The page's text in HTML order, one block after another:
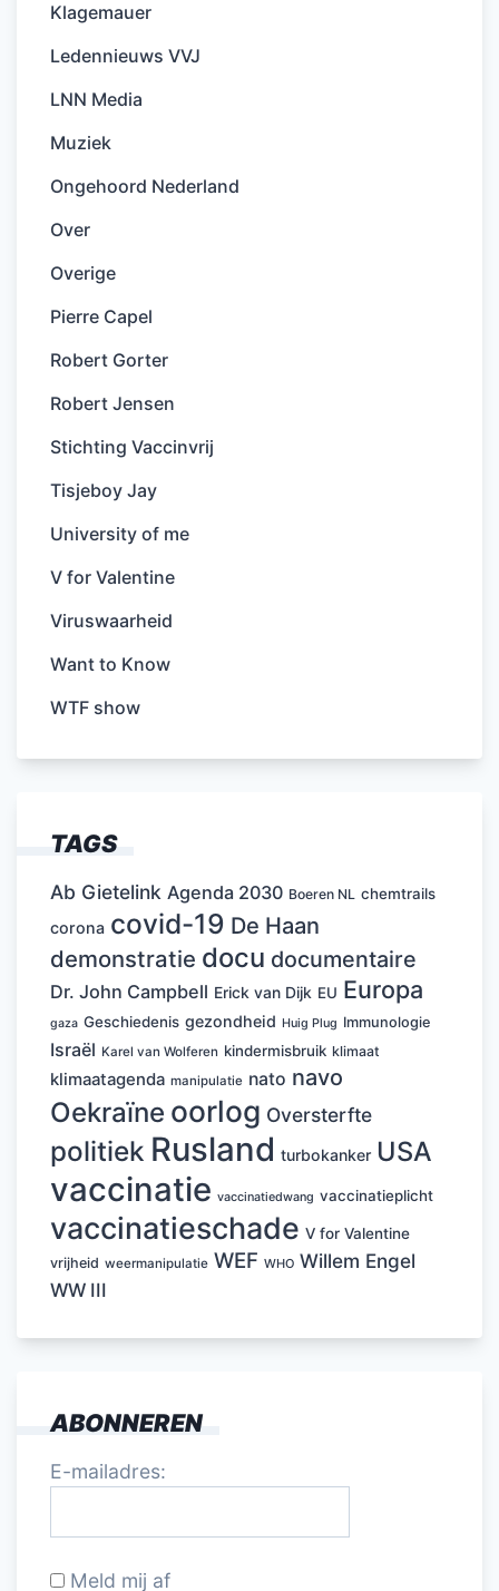
Klagemauer
Ledennieuws VVJ
LNN Media
Muziek
Ongehoord Nederland
Over
Overige
Pierre Capel
Robert Gorter
Robert Jensen
Stichting Vaccinvrij
Tisjeboy Jay
University of me
V for Valentine
Viruswaarheid
Want to Know
WTF show
TAGS
Ab Gietelink Agenda 2030 Boeren NL chemtrails
corona covid-19 De Haan
demonstratie docu documentaire
Dr. John Campbell Erick van Dijk EU Europa
gaza Geschiedenis gezondheid Huig Plug Immunologie
Israël Karel van Wolferen kindermisbruik klimaat
klimaatagenda manipulatie nato navo
Oekraïne oorlog Oversterfte
politiek Rusland turbokanker USA
vaccinatie vaccinatiedwang vaccinatieplicht
vaccinatieschade V for Valentine
vrijheid weermanipulatie WEF WHO Willem Engel
WW III
ABONNEREN
E-mailadres:
Meld mij af